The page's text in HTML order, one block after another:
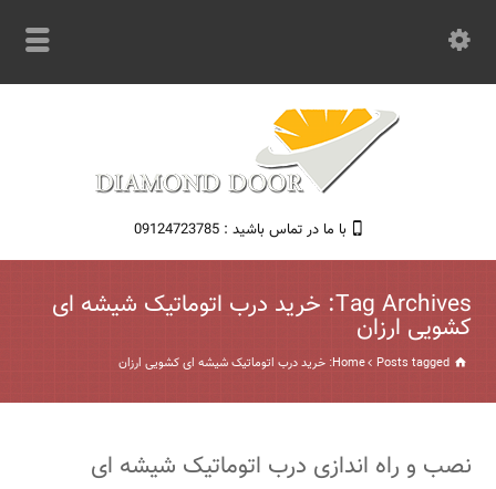
با ما در تماس باشید : 09124723785
Tag Archives: خرید درب اتوماتیک شیشه ای
کشویی ارزان
Home Posts tagged: خرید درب اتوماتیک شیشه ای کشویی ارزان
نصب و راه اندازی درب اتوماتیک شیشه ای